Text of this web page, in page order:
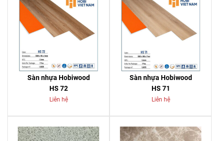
Sàn nhựa Hobiwood
HS 72
Liên hệ
Sàn nhựa Hobiwood
HS 71
Liên hệ